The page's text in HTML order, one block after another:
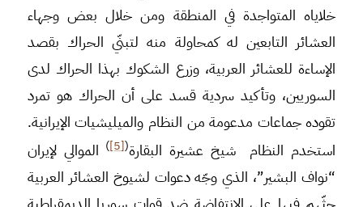
خلاياه المتواجدة في المنطقة ومن خلال بعض وجهاء
العشائر التابعين له كمحاولة منه لتبنّي الحراك بقصد
الإساءة للعشائر العربية، وزرع الشكوك بهذا الحراك لدى
السوريين، وتأكيد سردية قسد على أن الحراك هو تمرد
تقوده جماعات مدعومة من النظام والميليشيات الإيرانية.
استخدم النظام شيخ عشيرة البقارة(
[5]
) الموالي لإيران
“نواف البشير”، الذي وجّه دعوات لشيوخ العشائر العربية